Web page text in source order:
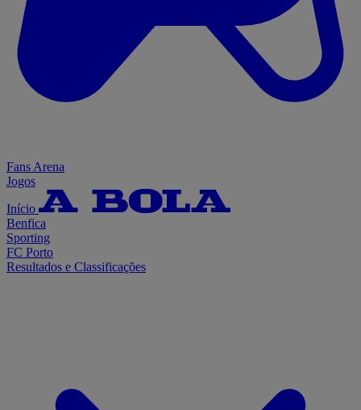
Fans Arena
Jogos
Início
Benfica
Sporting
FC Porto
Resultados e Classificações